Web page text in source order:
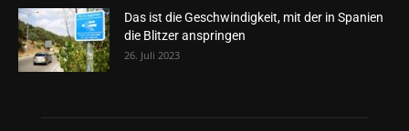
Das ist die Geschwindigkeit, mit der in Spanien
die Blitzer anspringen
26. Juli 2023